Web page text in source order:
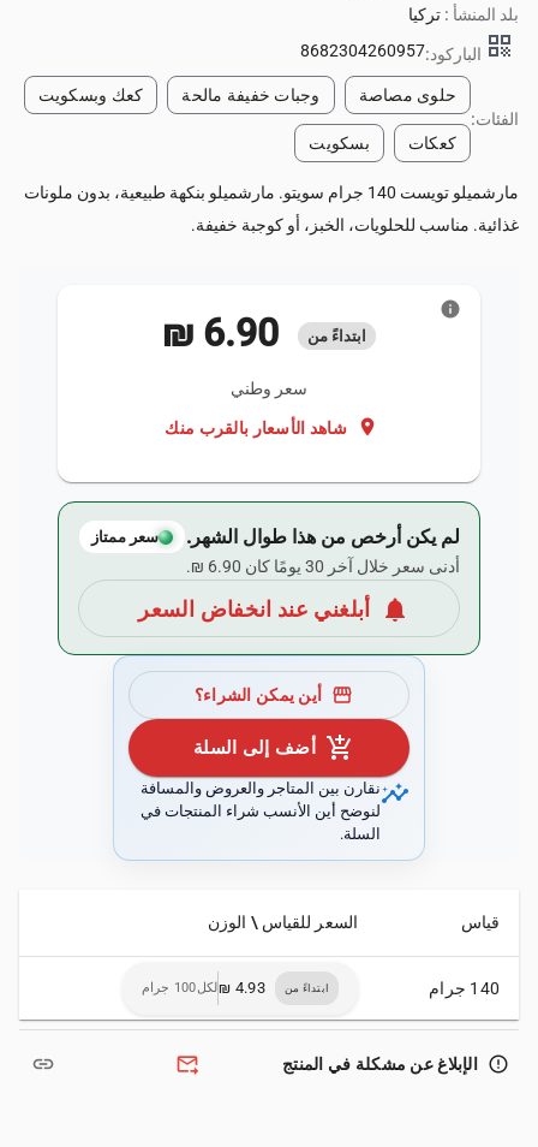
بلد المنشأ : تركيا
qr_code الباركود:8682304260957
الفئات:
حلوى مصاصة وجبات خفيفة مالحة كعك وبسكويت
كعكات بسكويت
مارشميلو تويست 140 جرام سويتو. مارشميلو بنكهة طبيعية، بدون ملونات
غذائية. مناسب للحلويات، الخبز، أو كوجبة خفيفة.
ابتداءً من
سعر وطني
location_on شاهد الأسعار بالقرب منك
info
لم يكن أرخص من هذا طوال الشهر. سعر ممتاز
أدنى سعر خلال آخر 30 يومًا كان ‏6.90 ₪.
notifications أبلغني عند انخفاض السعر
storefront أين يمكن الشراء؟
add_shopping_cart أضف إلى السلة
insightsنقارن بين المتاجر والعروض والمسافة
لنوضح أين الأنسب شراء المنتجات في
السلة.
قياس السعر للقياس \ الوزن
140 جرام ابتداءً من ‏4.93 ₪ لكل100 جرام
error_outline الإبلاغ عن مشكلة في المنتج forward_to_inbox
link